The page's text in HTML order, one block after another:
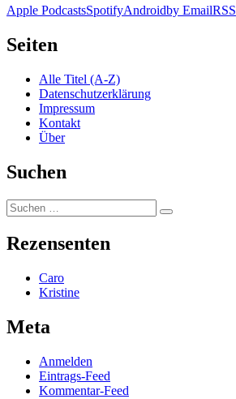
Apple PodcastsSpotifyAndroidby EmailRSS
Seiten
Alle Titel (A-Z)
Datenschutzerklärung
Impressum
Kontakt
Über
Suchen
Suchen
nach:
Suchen
Rezensenten
Caro
Kristine
Meta
Anmelden
Eintrags-Feed
Kommentar-Feed